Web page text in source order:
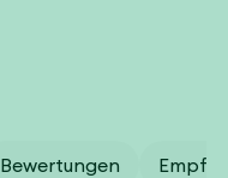
Bewertungen